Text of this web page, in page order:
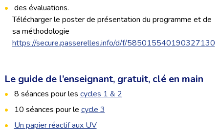
des évaluations.
Télécharger le poster de présentation du programme et de
sa méthodologie
https://secure.passerelles.info/d/f/585015540190327130
Le guide de l’enseignant, gratuit, clé en main
8 séances pour les cycles 1 & 2
10 séances pour le cycle 3
Un papier réactif aux UV